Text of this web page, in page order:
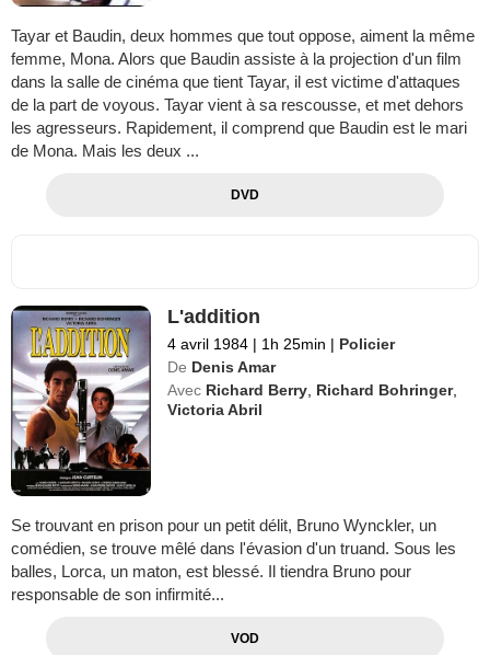
Tayar et Baudin, deux hommes que tout oppose, aiment la même
femme, Mona. Alors que Baudin assiste à la projection d'un film
dans la salle de cinéma que tient Tayar, il est victime d'attaques
de la part de voyous. Tayar vient à sa rescousse, et met dehors
les agresseurs. Rapidement, il comprend que Baudin est le mari
de Mona. Mais les deux ...
DVD
L'addition
4 avril 1984 | 1h 25min | Policier
De Denis Amar
Avec Richard Berry, Richard Bohringer,
Victoria Abril
Se trouvant en prison pour un petit délit, Bruno Wynckler, un
comédien, se trouve mêlé dans l'évasion d'un truand. Sous les
balles, Lorca, un maton, est blessé. Il tiendra Bruno pour
responsable de son infirmité...
VOD